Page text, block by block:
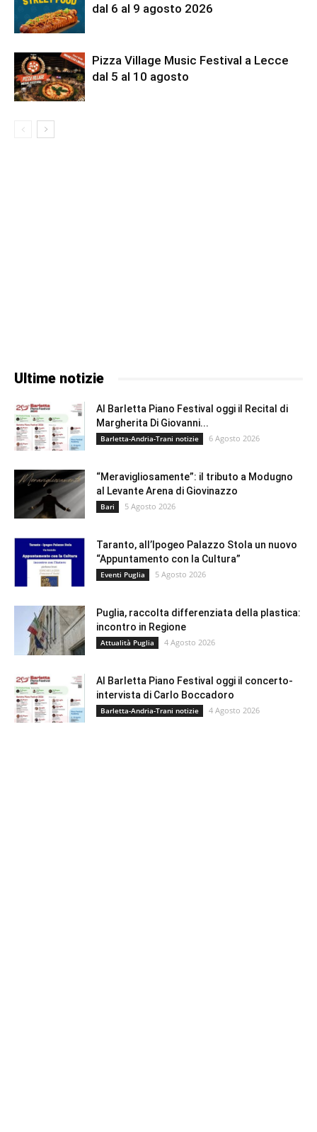
dal 6 al 9 agosto 2026
Pizza Village Music Festival a Lecce
dal 5 al 10 agosto
Ultime notizie
Al Barletta Piano Festival oggi il Recital di
Margherita Di Giovanni...
Barletta-Andria-Trani notizie 6 Agosto 2026
“Meravigliosamente”: il tributo a Modugno
al Levante Arena di Giovinazzo
Bari 5 Agosto 2026
Taranto, all’Ipogeo Palazzo Stola un nuovo
“Appuntamento con la Cultura”
Eventi Puglia 5 Agosto 2026
Puglia, raccolta differenziata della plastica:
incontro in Regione
Attualità Puglia 4 Agosto 2026
Al Barletta Piano Festival oggi il concerto-
intervista di Carlo Boccadoro
Barletta-Andria-Trani notizie 4 Agosto 2026